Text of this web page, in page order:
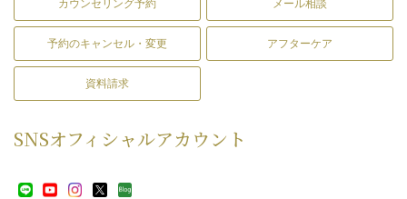
カウンセリング予約 メール相談
予約のキャンセル・変更 アフターケア
資料請求
SNSオフィシャルアカウント